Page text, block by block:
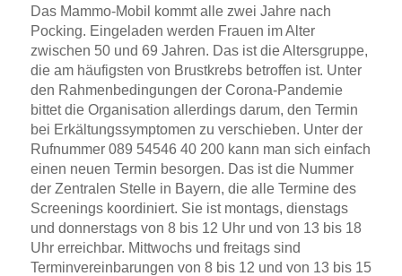
Das Mammo-Mobil kommt alle zwei Jahre nach
Pocking. Eingeladen werden Frauen im Alter
zwischen 50 und 69 Jahren. Das ist die Altersgruppe,
die am häufigsten von Brustkrebs betroffen ist. Unter
den Rahmenbedingungen der Corona-Pandemie
bittet die Organisation allerdings darum, den Termin
bei Erkältungssymptomen zu verschieben. Unter der
Rufnummer 089 54546 40 200 kann man sich einfach
einen neuen Termin besorgen. Das ist die Nummer
der Zentralen Stelle in Bayern, die alle Termine des
Screenings koordiniert. Sie ist montags, dienstags
und donnerstags von 8 bis 12 Uhr und von 13 bis 18
Uhr erreichbar. Mittwochs und freitags sind
Terminvereinbarungen von 8 bis 12 und von 13 bis 15